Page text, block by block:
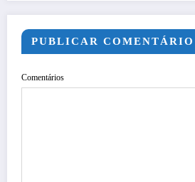
PUBLICAR COMENTÁRIO
Comentários